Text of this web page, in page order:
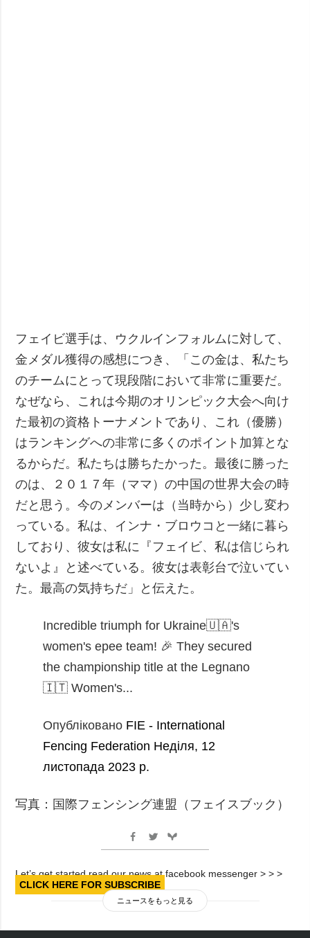
フェイビ選手は、ウクルインフォルムに対して、
金メダル獲得の感想につき、「この金は、私たち
のチームにとって現段階において非常に重要だ。
なぜなら、これは今期のオリンピック大会へ向け
た最初の資格トーナメントであり、これ（優勝）
はランキングへの非常に多くのポイント加算とな
るからだ。私たちは勝ちたかった。最後に勝った
のは、２０１７年（ママ）の中国の世界大会の時
だと思う。今のメンバーは（当時から）少し変わ
っている。私は、インナ・ブロウコと一緒に暮ら
しており、彼女は私に『フェイビ、私は信じられ
ないよ』と述べている。彼女は表彰台で泣いてい
た。最高の気持ちだ」と伝えた。
Incredible triumph for Ukraine🇺🇦's
women's epee team! 🎉 They secured
the championship title at the Legnano
🇮🇹 Women's...
Опубліковано FIE - International
Fencing Federation Неділя, 12
листопада 2023 р.
写真：国際フェンシング連盟（フェイスブック）
Let’s get started read our news at facebook messenger > > >
CLICK HERE FOR SUBSCRIBE
ニュースをもっと見る